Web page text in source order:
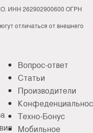
ИНН 262902900600 ОГРН
отличаться от внешнего
Вопрос-ответ
Статьи
Производители
Техно-Бонус
Мобильное